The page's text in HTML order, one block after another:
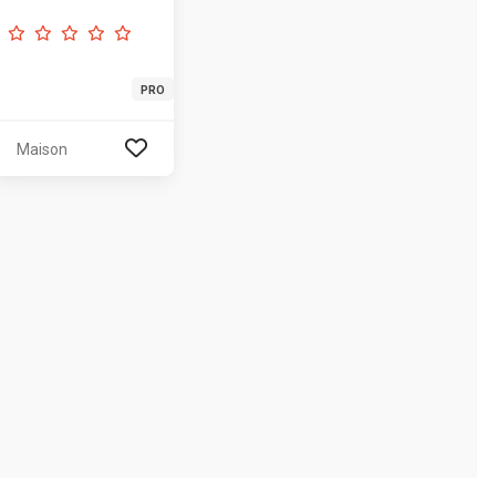
PRO
Maison